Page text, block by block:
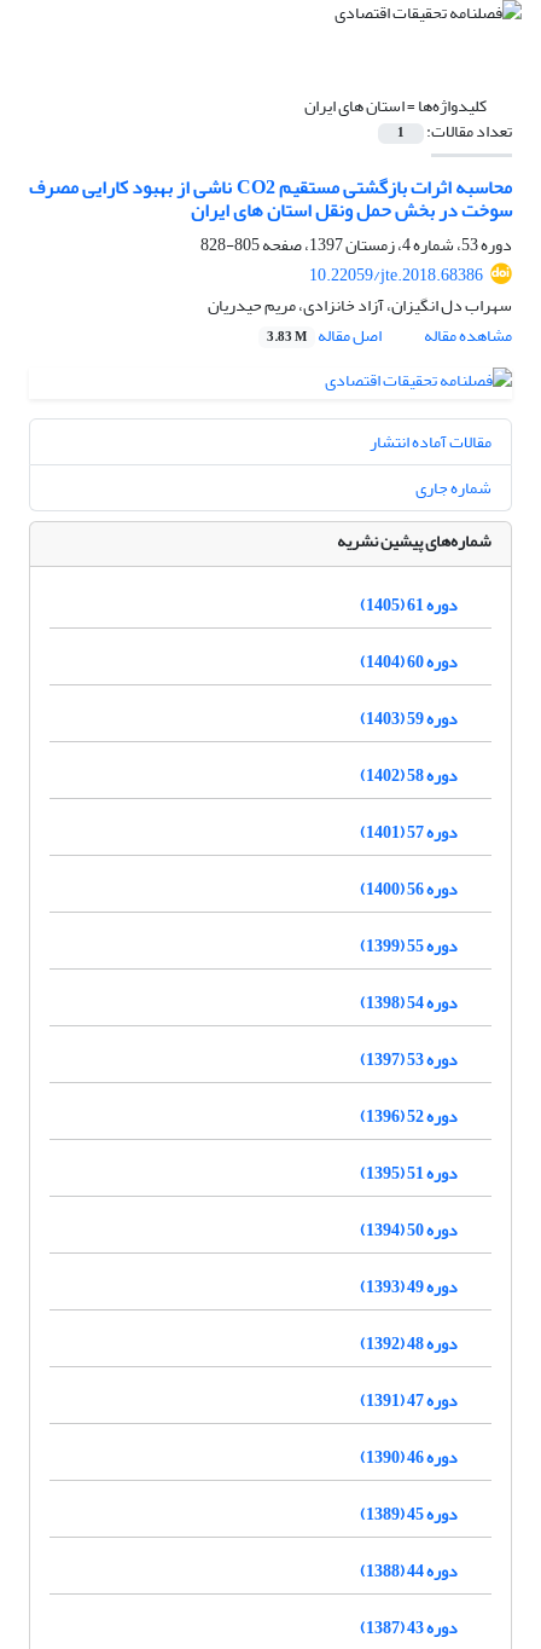
کلیدواژه‌ها =استان های ایران
تعداد مقالات: 1
محاسبه اثرات بازگشتی مستقیم CO2 ناشی از بهبود کارایی مصرف
سوخت در بخش حمل ونقل استان های ایران
دوره 53، شماره 4، زمستان 1397، صفحه
805-828
10.22059/jte.2018.68386
سهراب دل انگیزان، آزاد خانزادی، مریم حیدریان
مشاهده مقاله
اصل مقاله 3.83 M
مقالات آماده انتشار
شماره جاری
شماره‌های پیشین نشریه
دوره 61 (1405)
دوره 60 (1404)
دوره 59 (1403)
دوره 58 (1402)
دوره 57 (1401)
دوره 56 (1400)
دوره 55 (1399)
دوره 54 (1398)
دوره 53 (1397)
دوره 52 (1396)
دوره 51 (1395)
دوره 50 (1394)
دوره 49 (1393)
دوره 48 (1392)
دوره 47 (1391)
دوره 46 (1390)
دوره 45 (1389)
دوره 44 (1388)
دوره 43 (1387)